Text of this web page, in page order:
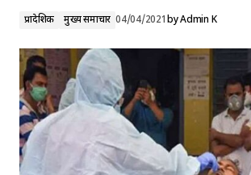
प्रादेशिक मुख्य समाचार 04/04/2021byAdmin K